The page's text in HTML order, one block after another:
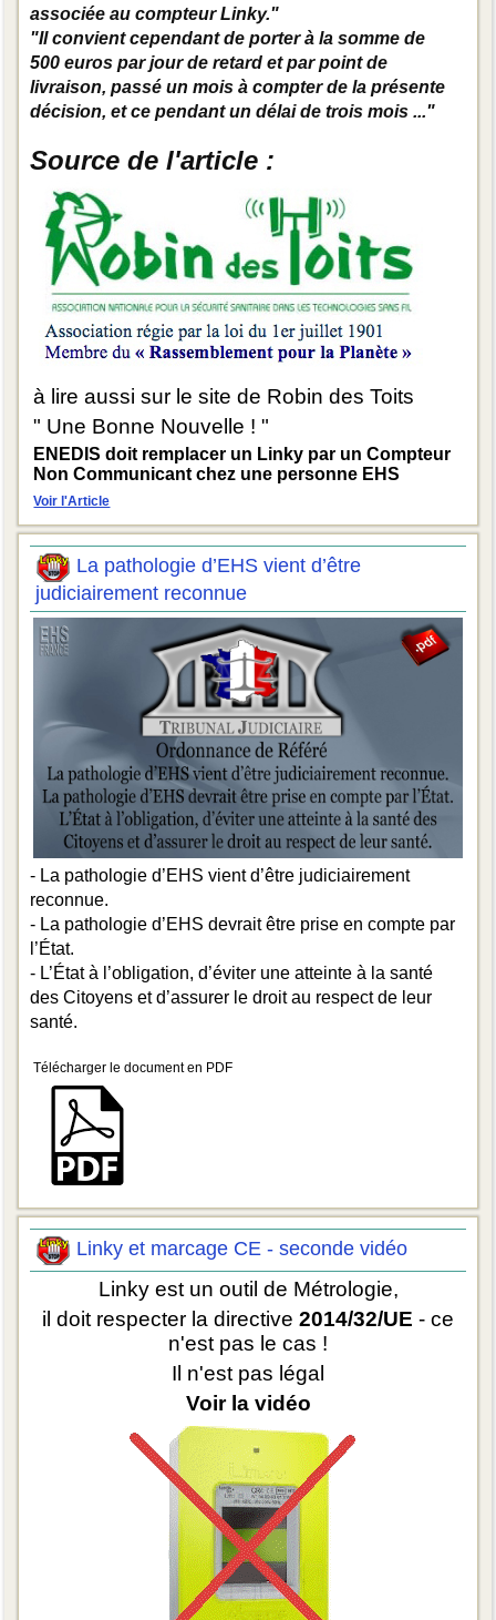
associée au compteur Linky."
"Il convient cependant de porter à la somme de
500 euros par jour de retard et par point de
livraison, passé un mois à compter de la présente
décision, et ce pendant un délai de trois mois ..."
Source de l'article :
à lire aussi sur le site de Robin des Toits
" Une Bonne Nouvelle ! "
ENEDIS doit remplacer un Linky par un Compteur
Non Communicant chez une personne EHS
Voir l'Article
La pathologie d’EHS vient d’être
judiciairement reconnue
- La pathologie d’EHS vient d’être judiciairement
reconnue.
- La pathologie d’EHS devrait être prise en compte par
l’État.
- L’État à l’obligation, d’éviter une atteinte à la santé
des Citoyens et d’assurer le droit au respect de leur
santé.
Télécharger le document en PDF
Linky et marcage CE - seconde vidéo
Linky est un outil de Métrologie,
il doit respecter la directive 2014/32/UE - ce
n'est pas le cas !
Il n'est pas légal
Voir la vidéo